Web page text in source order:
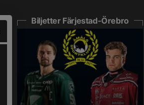
Biljetter Färjestad-Örebro